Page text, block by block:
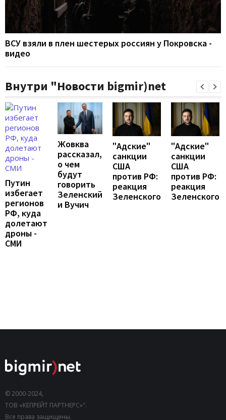
ВСУ взяли в плен шестерых россиян у Покровска -
видео
Внутри "Новости bigmir)net
Путин
избегает
регионов
РФ, куда
долетают
дроны -
СМИ
Жовква
рассказал,
о чем
будут
говорить
Зеленский
и Вучич
"Адские"
санкции
США
против РФ:
реакция
Зеленского
"Адские"
санкции
США
против РФ:
реакция
Зеленского
© 2000-2024,
ТОВ «КЕПРЕЙТ ПАРТНЕРС»".
Все права защищены.